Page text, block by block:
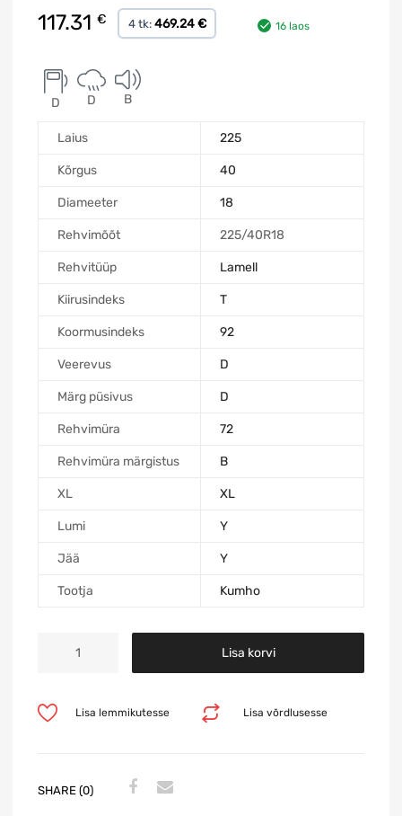
117.31 € 4 tk: 469.24 € 16 laos
D D B
Laius 225
Kõrgus 40
Diameeter 18
Rehvimõõt 225/40R18
Rehvitüüp Lamell
Kiirusindeks T
Koormusindeks 92
Veerevus D
Märg püsivus D
Rehvimüra 72
Rehvimüra märgistus B
XL XL
Lumi Y
Jää Y
Tootja Kumho
Lisa korvi
Lisa võrdlusesse
Lisa lemmikutesse
SHARE (0)